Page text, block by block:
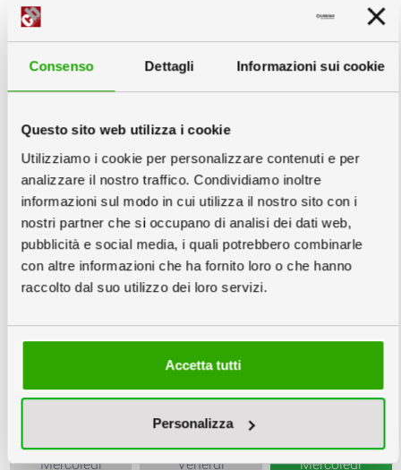
Consenso Dettagli Informazioni sui cookie
Questo sito web utilizza i cookie
Utilizziamo i cookie per personalizzare contenuti e per
analizzare il nostro traffico. Condividiamo inoltre
informazioni sul modo in cui utilizza il nostro sito con i
nostri partner che si occupano di analisi dei dati web,
pubblicità e social media, i quali potrebbero combinarle
con altre informazioni che ha fornito loro o che hanno
raccolto dal suo utilizzo dei loro servizi.
Accetta tutti
Personalizza
Piede di sostegno:
info
Nessuna Verifica Verifica File €6
Adattamento File
€ 12
2 Scegli la quantità e la data info
Mercoledì Venerdì Mercoledì